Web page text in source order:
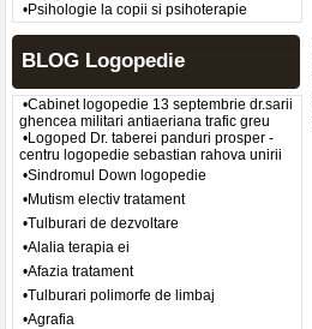
•Psihologie la copii si psihoterapie
BLOG Logopedie
•Cabinet logopedie 13 septembrie dr.sarii
ghencea militari antiaeriana trafic greu
•Logoped Dr. taberei panduri prosper -
centru logopedie sebastian rahova unirii
•Sindromul Down logopedie
•Mutism electiv tratament
•Tulburari de dezvoltare
•Alalia terapia ei
•Afazia tratament
•Tulburari polimorfe de limbaj
•Agrafia